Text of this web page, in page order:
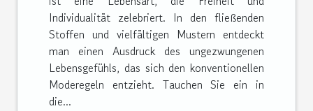
Individualität zelebriert. In den fließenden
Stoffen und vielfältigen Mustern entdeckt
man einen Ausdruck des ungezwungenen
Lebensgefühls, das sich den konventionellen
Moderegeln entzieht. Tauchen Sie ein in
die...